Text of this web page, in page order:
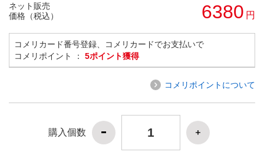
ネット販売
価格（税込）
6380 円
コメリカード番号登録、コメリカードでお支払いで
コメリポイント ： 5ポイント獲得
コメリポイントについて
購入個数